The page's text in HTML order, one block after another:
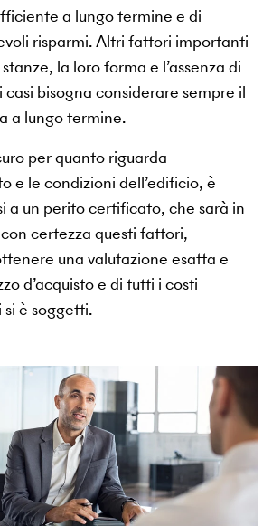
a lungo termine e di
risparmi. Altri fattori importanti
la loro forma e l’assenza di
bisogna considerare sempre il
a lungo termine.
per quanto riguarda
e le condizioni dell’edificio, è
a un perito certificato, che sarà in
certezza questi fattori,
una valutazione esatta e
d’acquisto e di tutti i costi
è soggetti.